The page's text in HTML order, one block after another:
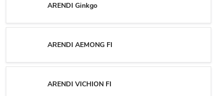
ARENDI Ginkgo
ARENDI AEMONG FI
ARENDI VICHION FI